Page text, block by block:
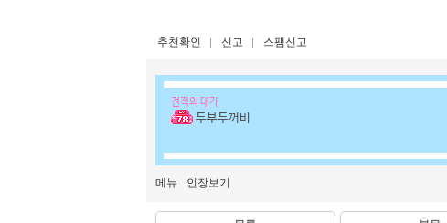
추천확인 신고 스팸신고
견적의 대가
두부두꺼비
메뉴 인장보기